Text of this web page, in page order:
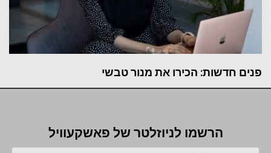
פנים חדשות: הכירו את מנור טבשי
הרשמו לניוזלטר של פאשקעוויל